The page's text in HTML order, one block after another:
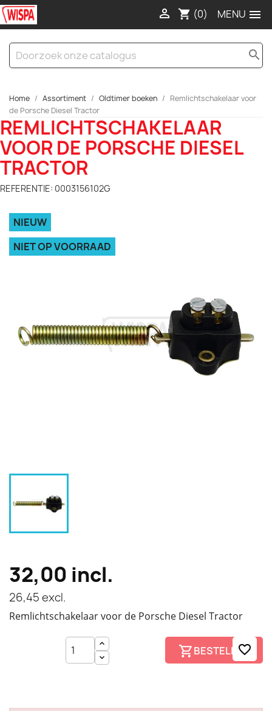

shopping_cart (0)

search
Home Assortiment Oldtimer boeken
Remlichtschakelaar voor
de Porsche Diesel Tractor
REMLICHTSCHAKELAAR
VOOR DE PORSCHE DIESEL
TRACTOR
REFERENTIE: 0003156102G
NIEUW
NIET OP VOORRAAD
32,00 incl.
26,45 excl.
Remlichtschakelaar voor de Porsche Diesel Tractor
BESTELLEN
favorite_border